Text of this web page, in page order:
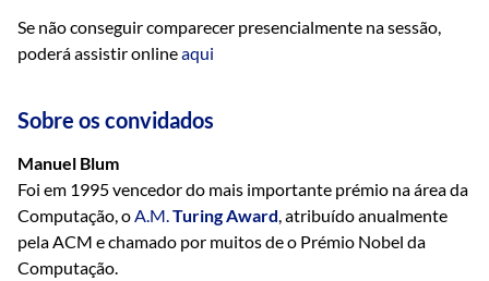
Se não conseguir comparecer presencialmente na sessão,
poderá assistir onlineaqui
Sobre os convidados
Manuel Blum
Foi em 1995 vencedor do mais importante prémio na área da
Computação, oA.M.Turing Award, atribuído anualmente
pela ACM e chamado por muitos de o Prémio Nobel da
Computação.